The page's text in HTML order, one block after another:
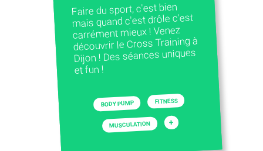
Faire du sport, c'est bien
mais quand c'est drôle c'est
carrément mieux ! Venez
découvrir le Cross Training à
Dijon ! Des séances uniques
et fun !
BODY PUMP FITNESS
MUSCULATION +